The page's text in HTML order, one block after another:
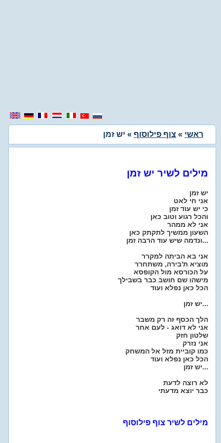
ראשי » צוף פילוסוף » יש זמן
מילים לשיר יש זמן
יש זמן
אני חי לאט
כי יש עוד זמן
והכל רגוע וטוב כאן
אני לא ממהר
השעון ממשיך לתקתק כאן
ונדמה שיש עוד הרבה זמן...
אני בא הביתה למקרר
מוציא ת'בירה, משתחרר
על הכורסא מול הקופסא
מישהו שם חושב כבר בשבילך
הכל כאן נפלא ועוד
יש זמן...
הלך הכסף זה רק משבר
אני לא דואג - לעם אחר
שלטון חזק
אני נזרק
כמו קוביית מזל אל המשחק
הכל כאן נפלא ועוד
יש זמן...
לא רוצה לדעת
כבר יוצא מדעתי
מילים לשיר צוף פילוסוף